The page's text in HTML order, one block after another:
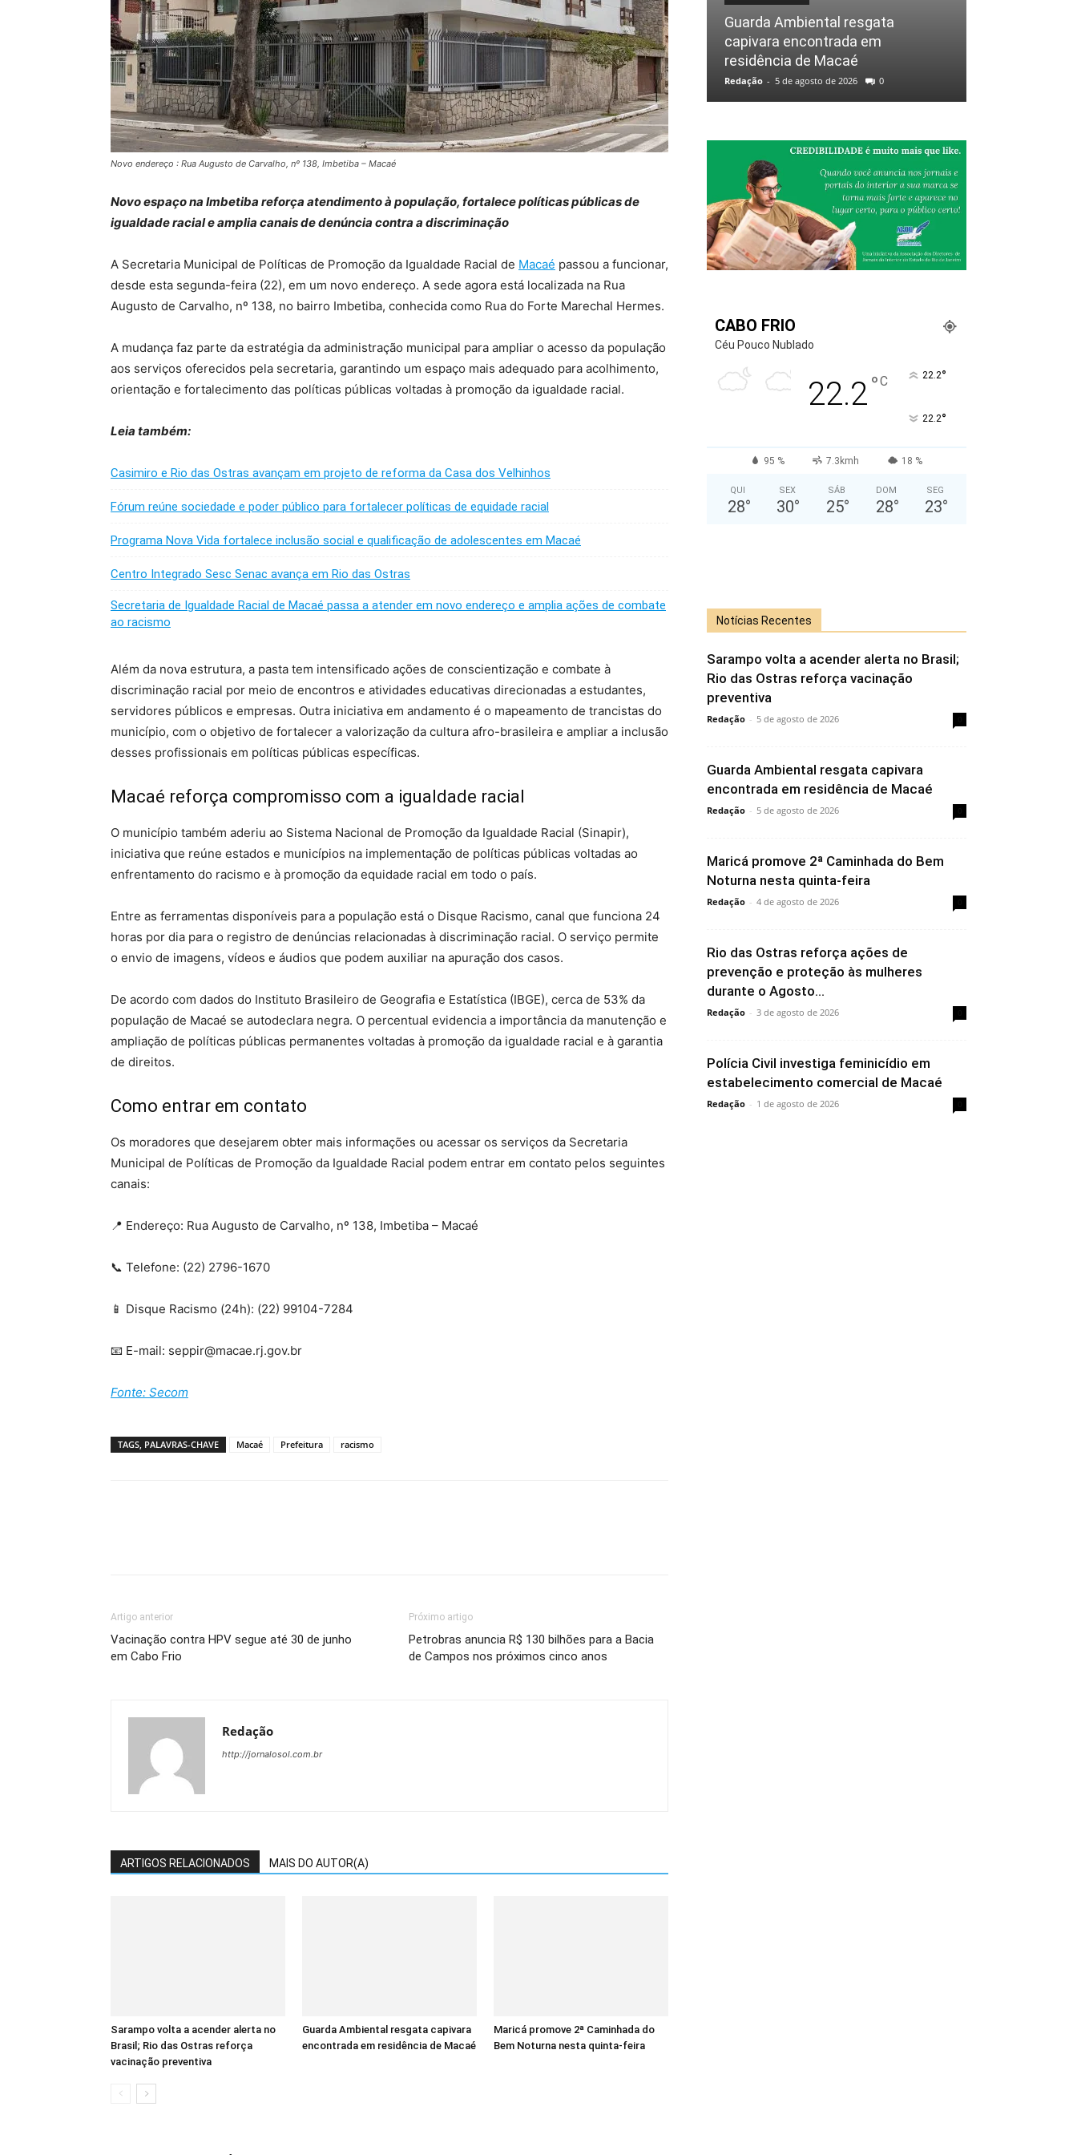
Novo endereço : Rua Augusto de Carvalho, nº 138, Imbetiba – Macaé
Novo espaço na Imbetiba reforça atendimento à população, fortalece políticas públicas de
igualdade racial e amplia canais de denúncia contra a discriminação
A Secretaria Municipal de Políticas de Promoção da Igualdade Racial de Macaé passou a funcionar,
desde esta segunda-feira (22), em um novo endereço. A sede agora está localizada na Rua
Augusto de Carvalho, nº 138, no bairro Imbetiba, conhecida como Rua do Forte Marechal Hermes.
A mudança faz parte da estratégia da administração municipal para ampliar o acesso da população
aos serviços oferecidos pela secretaria, garantindo um espaço mais adequado para acolhimento,
orientação e fortalecimento das políticas públicas voltadas à promoção da igualdade racial.
Leia também:
Casimiro e Rio das Ostras avançam em projeto de reforma da Casa dos Velhinhos
Fórum reúne sociedade e poder público para fortalecer políticas de equidade racial
Programa Nova Vida fortalece inclusão social e qualificação de adolescentes em Macaé
Centro Integrado Sesc Senac avança em Rio das Ostras
Secretaria de Igualdade Racial de Macaé passa a atender em novo endereço e amplia ações de combate
ao racismo
Além da nova estrutura, a pasta tem intensificado ações de conscientização e combate à
discriminação racial por meio de encontros e atividades educativas direcionadas a estudantes,
servidores públicos e empresas. Outra iniciativa em andamento é o mapeamento de trancistas do
município, com o objetivo de fortalecer a valorização da cultura afro-brasileira e ampliar a inclusão
desses profissionais em políticas públicas específicas.
Macaé reforça compromisso com a igualdade racial
O município também aderiu ao Sistema Nacional de Promoção da Igualdade Racial (Sinapir),
iniciativa que reúne estados e municípios na implementação de políticas públicas voltadas ao
enfrentamento do racismo e à promoção da equidade racial em todo o país.
Entre as ferramentas disponíveis para a população está o Disque Racismo, canal que funciona 24
horas por dia para o registro de denúncias relacionadas à discriminação racial. O serviço permite
o envio de imagens, vídeos e áudios que podem auxiliar na apuração dos casos.
De acordo com dados do Instituto Brasileiro de Geografia e Estatística (IBGE), cerca de 53% da
população de Macaé se autodeclara negra. O percentual evidencia a importância da manutenção e
ampliação de políticas públicas permanentes voltadas à promoção da igualdade racial e à garantia
de direitos.
Como entrar em contato
Os moradores que desejarem obter mais informações ou acessar os serviços da Secretaria
Municipal de Políticas de Promoção da Igualdade Racial podem entrar em contato pelos seguintes
canais:
📍 Endereço: Rua Augusto de Carvalho, nº 138, Imbetiba – Macaé
📞 Telefone: (22) 2796-1670
📱 Disque Racismo (24h): (22) 99104-7284
📧 E-mail: seppir@macae.rj.gov.br
Fonte: Secom
TAGS, PALAVRAS-CHAVE Macaé Prefeitura racismo
Artigo anterior
Vacinação contra HPV segue até 30 de junho
em Cabo Frio
Próximo artigo
Petrobras anuncia R$ 130 bilhões para a Bacia
de Campos nos próximos cinco anos
Redação
http://jornalosol.com.br
ARTIGOS RELACIONADOS MAIS DO AUTOR(A)
Sarampo volta a acender alerta no
Brasil; Rio das Ostras reforça
vacinação preventiva
Guarda Ambiental resgata capivara
encontrada em residência de Macaé
Maricá promove 2ª Caminhada do
Bem Noturna nesta quinta-feira
Guarda Ambiental resgata
capivara encontrada em
residência de Macaé
Redação - 5 de agosto de 2026 0
CABO FRIO
Céu Pouco Nublado
22.2°C 22.2°
22.2°
95 % 7.3kmh 18 %
QUI
28°
SEX
30°
SÁB
25°
DOM
28°
SEG
23°
Notícias Recentes
Sarampo volta a acender alerta no Brasil;
Rio das Ostras reforça vacinação
preventiva
Redação - 5 de agosto de 2026
Guarda Ambiental resgata capivara
encontrada em residência de Macaé
Redação - 5 de agosto de 2026
Maricá promove 2ª Caminhada do Bem
Noturna nesta quinta-feira
Redação - 4 de agosto de 2026
Rio das Ostras reforça ações de
prevenção e proteção às mulheres
durante o Agosto...
Redação - 3 de agosto de 2026
Polícia Civil investiga feminicídio em
estabelecimento comercial de Macaé
Redação - 1 de agosto de 2026